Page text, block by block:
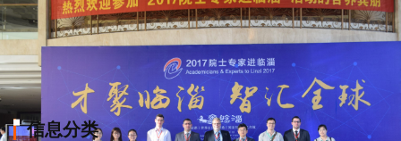
信息分类